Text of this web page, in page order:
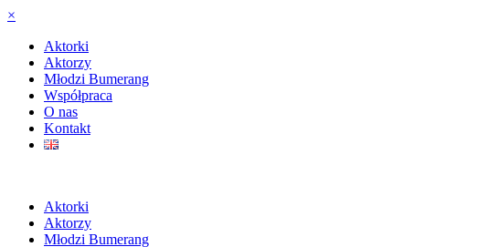
×
Aktorki
Aktorzy
Młodzi Bumerang
Współpraca
O nas
Kontakt
Aktorki
Aktorzy
Młodzi Bumerang